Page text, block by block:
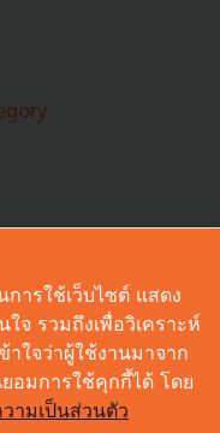
ารใช้เว็บไซต์ แสดง
จ รวมถึงเพื่อวิเคราะห์
าใจว่าผู้ใช้งานมาจาก
อมการใช้คุกกี้ได้ โดย
ามเป็นส่วนตัว